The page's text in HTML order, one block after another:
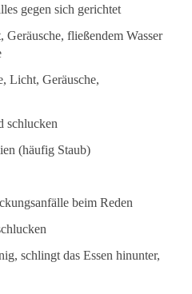
gegen sich gerichtet
fließendem Wasser
Licht, Geräusche,
schlucken
(häufig Staub)
beim Reden
schlingt das Essen hinunter,